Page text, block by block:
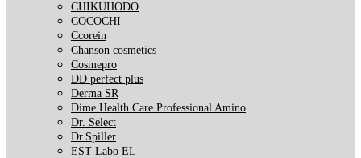
CHIKUHODO
COCOCHI
Ccorein
Chanson cosmetics
Cosmepro
DD perfect plus
Derma SR
Dime Health Care Professional Amino
Dr. Select
Dr.Spiller
EST Labo EL